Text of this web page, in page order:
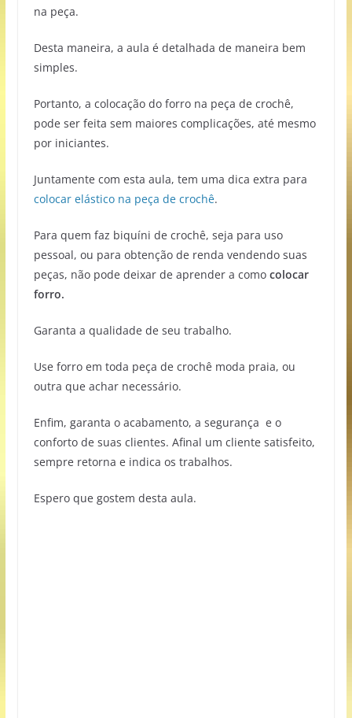
na peça.
Desta maneira, a aula é detalhada de maneira bem
simples.
Portanto, a colocação do forro na peça de crochê,
pode ser feita sem maiores complicações, até mesmo
por iniciantes.
Juntamente com esta aula, tem uma dica extra para
colocar elástico na peça de crochê.
Para quem faz biquíni de crochê, seja para uso
pessoal, ou para obtenção de renda vendendo suas
peças, não pode deixar de aprender a como colocar
forro.
Garanta a qualidade de seu trabalho.
Use forro em toda peça de crochê moda praia, ou
outra que achar necessário.
Enfim, garanta o acabamento, a segurança e o
conforto de suas clientes. Afinal um cliente satisfeito,
sempre retorna e indica os trabalhos.
Espero que gostem desta aula.